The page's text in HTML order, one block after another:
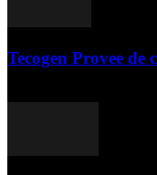
Tecogen Provee